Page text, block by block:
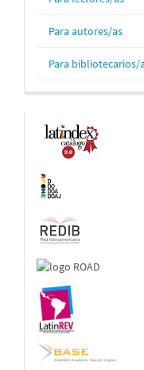
Para autores/as
Para bibliotecarios/